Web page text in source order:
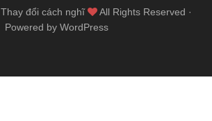
Thay đổi cách nghĩ
All Rights Reserved ·
Powered by WordPress